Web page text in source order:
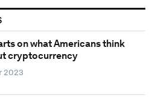
on what Americans think
cryptocurrency
2023